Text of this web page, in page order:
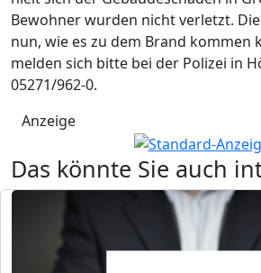
Bewohner wurden nicht verletzt.
nun, wie es zu dem Brand kommen
melden sich bitte bei der Polizei in
05271/962-0.
Anzeige
Das könnte Sie auch